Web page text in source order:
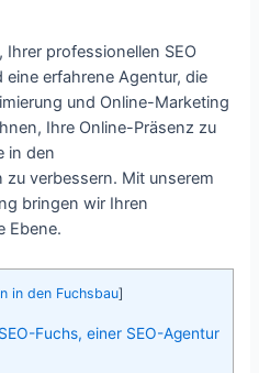
professionellen SEO
erfahrene Agentur, die
und Online-Marketing
Ihre Online-Präsenz zu
in den
verbessern. Mit unserem
bringen wir Ihren
Ebene.
in den Fuchsbau]
Fuchs, einer SEO-Agentur